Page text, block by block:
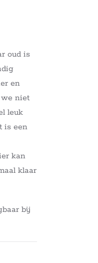
oud is
en
niet
leuk
is een
kan
klaar
bij